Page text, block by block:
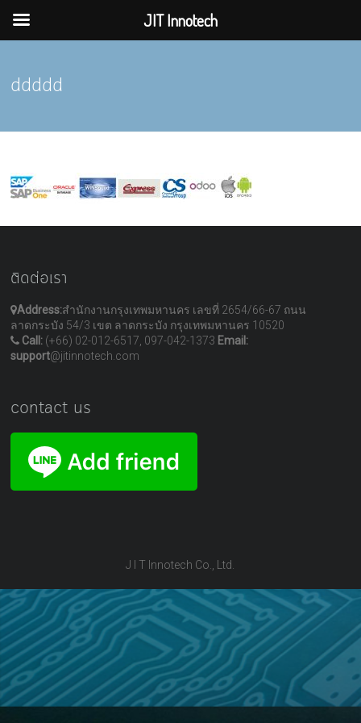
content
ddddd
ติดต่อเรา
Address:สำนักงานกรุงเทพมหานคร เลขที่ 2654/66-67 ถนน
ลาดกระบัง 54/3 เขต ลาดกระบัง กรุงเทพมหานคร 10520
Call: (+66) 02-012-6517, 097-042-1373 Email:
support@jitinnotech.com
contact us
J I T Innotech Co., Ltd.
JIT Innotech